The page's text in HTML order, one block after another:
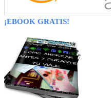
¡EBOOK GRATIS!